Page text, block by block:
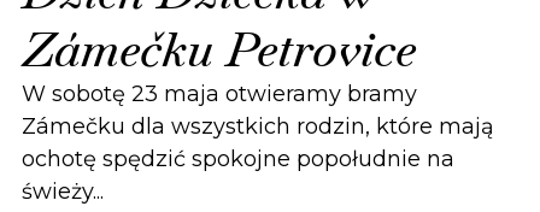
Zámečku Petrovice
W sobotę 23 maja otwieramy bramy
Zámečku dla wszystkich rodzin, które mają
ochotę spędzić spokojne popołudnie na
świeży...